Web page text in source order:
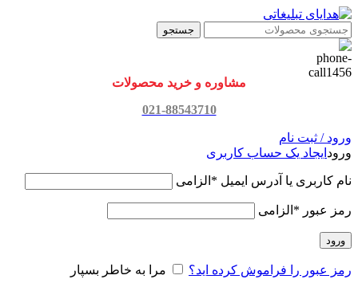
جستجو
مشاوره و خرید محصولات
021-88543710
ورود / ثبت نام
ورود ایجاد یک حساب کاربری
نام کاربری یا آدرس ایمیل * الزامی
رمز عبور * الزامی
ورود
رمز عبور را فراموش کرده اید؟ مرا به خاطر بسپار